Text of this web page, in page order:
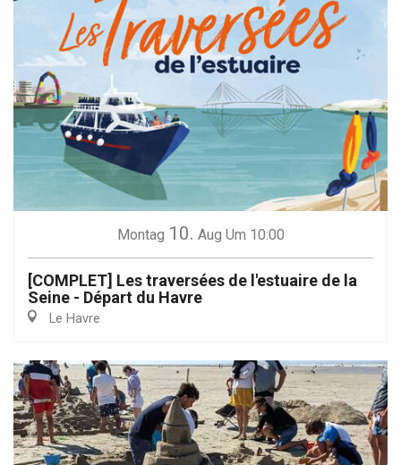
Montag 10. Aug Um 10:00
[COMPLET] Les traversées de l'estuaire de la
Seine - Départ du Havre
Le Havre